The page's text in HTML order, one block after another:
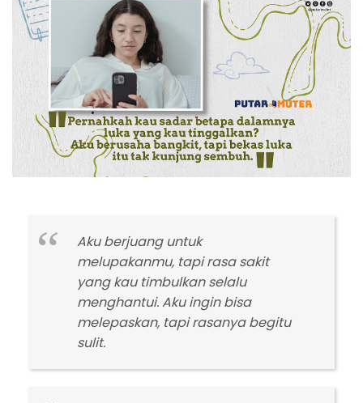
Aku berjuang untuk
melupakanmu, tapi rasa sakit
yang kau timbulkan selalu
menghantui. Aku ingin bisa
melepaskan, tapi rasanya begitu
sulit.